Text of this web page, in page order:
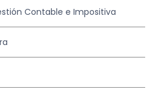
Contable e Impositiva